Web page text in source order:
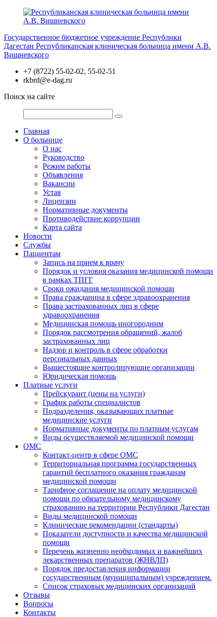
Перейти
Государственное бюджетное учреждение Республики
Дагестан Республиканская клиническая больница имени А.В.
Вишневского
+7 (8722) 55-02-02, 55-02-51
rkbrd@e-dag.ru
Поиск на сайте
Главная
О больнице
О нас
Руководство
Режим работы
Объявления
Вакансии
Устав
Лицензии
Нормативные документы
Противодействие коррупции
Карта сайта
Новости
Службы
Пациентам
Запись на прием к врачу
Порядок и условия оказания медицинской помощи
в рамках ТПГГ
Сроки ожидания медицинской помощи
Права гражданина в сфере здравоохранения
Права застрахованных лиц в сфере
здравоохранения
Медицинская помощь иногородним
Порядок рассмотрения обращений, жалоб
застрахованных лиц
Надзор и контроль в сфере обработки
персональных данных
Вышестоящие контролирующие организации
Юридическая помощь
Платные услуги
Прейскурант (цены на услуги)
График работы специалистов
Подразделения, оказывающих платные
медицинские услуги
Нормативные документы по платным услугам
Виды осуществляемой медицинской помощи
ОМС
Контакт-центр в сфере ОМС
Территориальная программа государственных
гарантий бесплатного оказания гражданам
медицинской помощи
Тарифное соглашение на оплату медицинской
помощи по обязательному медицинскому
страхованию на территории Республики Дагестан
Виды медицинской помощи
Клинические рекомендации (стандарты)
Показатели доступности и качества медицинской
помощи
Перечень жизненно необходимых и важнейших
лекарственных препаратов (ЖНВЛП)
Порядок предоставления информации
государственным (муниципальным) учреждением.
Список страховых медицинских организаций
Отзывы
Вопросы
Контакты